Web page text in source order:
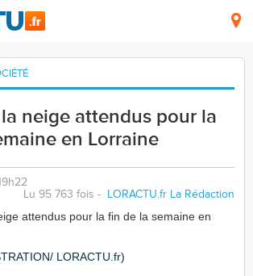
neige attendus pour la
en Lorraine
Lu 95 763 fois - LORACTU.fr La Rédaction
LORACTU.fr)